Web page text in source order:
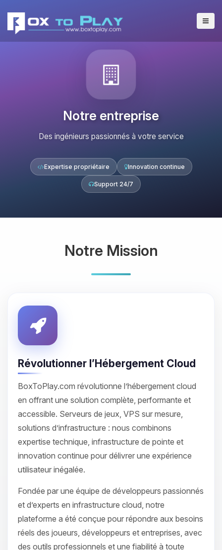
Notre entreprise
Des ingénieurs passionnés à votre service
Expertise propriétaire Innovation continue
Support 24/7
Notre Mission
Révolutionner l’Hébergement Cloud
BoxToPlay.com révolutionne l’hébergement cloud
en offrant une solution complète, performante et
accessible. Serveurs de jeux, VPS sur mesure,
solutions d’infrastructure : nous combinons
expertise technique, infrastructure de pointe et
innovation continue pour délivrer une expérience
utilisateur inégalée.
Fondée par une équipe de développeurs passionnés
et d’experts en infrastructure cloud, notre
plateforme a été conçue pour répondre aux besoins
réels des joueurs, développeurs et entreprises, avec
des outils professionnels et une fiabilité à toute